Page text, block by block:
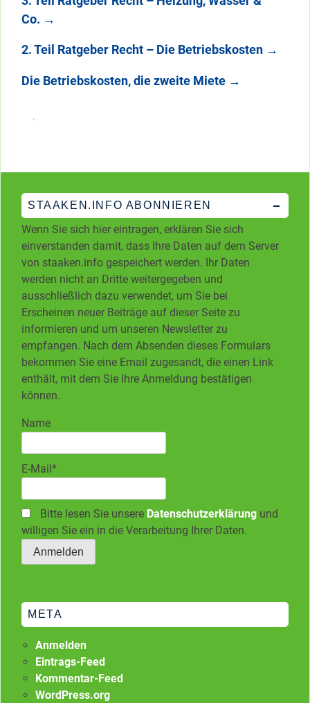
Co. →
2. Teil Ratgeber Recht – Die Betriebskosten →
Die Betriebskosten, die zweite Miete →
STAAKEN.INFO ABONNIEREN
Wenn Sie sich hier eintragen, erklären Sie sich
einverstanden damit, dass Ihre Daten auf dem Server
von staaken.info gespeichert werden. Ihr Daten
werden nicht an Dritte weitergegeben und
ausschließlich dazu verwendet, um Sie bei
Erscheinen neuer Beiträge auf dieser Seite zu
informieren und um unseren Newsletter zu
empfangen. Nach dem Absenden dieses Formulars
bekommen Sie eine Email zugesandt, die einen Link
enthält, mit dem Sie Ihre Anmeldung bestätigen
können.
Name
E-Mail*
Bitte lesen Sie unsere Datenschutzerklärung und
willigen Sie ein in die Verarbeitung Ihrer Daten.
META
Anmelden
Eintrags-Feed
Kommentar-Feed
WordPress.org